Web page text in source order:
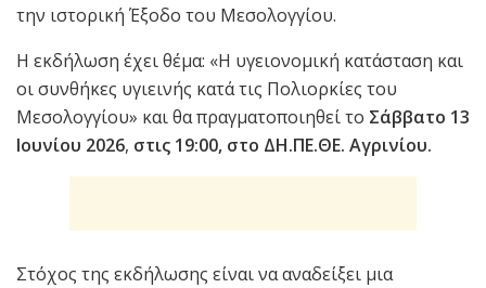
την ιστορική Έξοδο του Μεσολογγίου.
Η εκδήλωση έχει θέμα: «Η υγειονομική κατάσταση και
οι συνθήκες υγιεινής κατά τις Πολιορκίες του
Μεσολογγίου» και θα πραγματοποιηθεί το Σάββατο 13
Ιουνίου 2026, στις 19:00, στο ΔΗ.ΠΕ.ΘΕ. Αγρινίου.
Στόχος της εκδήλωσης είναι να αναδείξει μια